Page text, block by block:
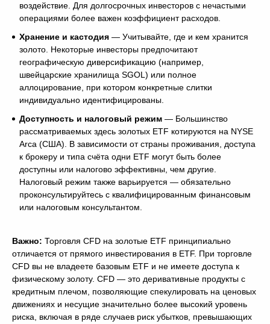
воздействие. Для долгосрочных инвесторов с нечастыми
операциями более важен коэффициент расходов.
Хранение и кастодия — Учитывайте, где и кем хранится
золото. Некоторые инвесторы предпочитают
географическую диверсификацию (например,
швейцарские хранилища SGOL) или полное
аллоцирование, при котором конкретные слитки
индивидуально идентифицированы.
Доступность и налоговый режим — Большинство
рассматриваемых здесь золотых ETF котируются на NYSE
Arca (США). В зависимости от страны проживания, доступа
к брокеру и типа счёта одни ETF могут быть более
доступны или налогово эффективны, чем другие.
Налоговый режим также варьируется — обязательно
проконсультируйтесь с квалифицированным финансовым
или налоговым консультантом.
Важно: Торговля CFD на золотые ETF принципиально
отличается от прямого инвестирования в ETF. При торговле
CFD вы не владеете базовым ETF и не имеете доступа к
физическому золоту. CFD — это деривативные продукты с
кредитным плечом, позволяющие спекулировать на ценовых
движениях и несущие значительно более высокий уровень
риска, включая в ряде случаев риск убытков, превышающих